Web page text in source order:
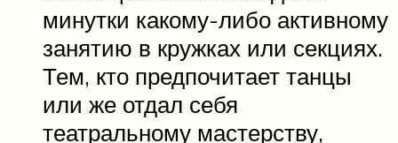
минутки какому-либо активному
занятию в кружках или секциях.
Тем, кто предпочитает танцы
или же отдал себя
театральному мастерству,